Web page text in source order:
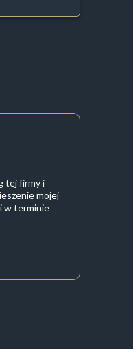
tej firmy i
mojej
w terminie